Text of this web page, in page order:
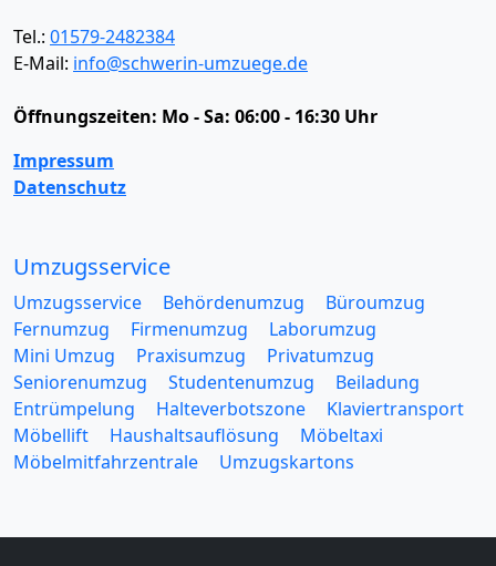
Tel.: 01579-2482384
E-Mail: info@schwerin-umzuege.de
Öffnungszeiten: Mo - Sa: 06:00 - 16:30 Uhr
Impressum
Datenschutz
Umzugsservice
Umzugsservice Behördenumzug
Büroumzug
Fernumzug
Firmenumzug
Laborumzug
Mini Umzug
Praxisumzug
Privatumzug
Seniorenumzug
Studentenumzug
Beiladung
Entrümpelung
Halteverbotszone
Klaviertransport
Möbellift
Haushaltsauflösung
Möbeltaxi
Möbelmitfahrzentrale
Umzugskartons